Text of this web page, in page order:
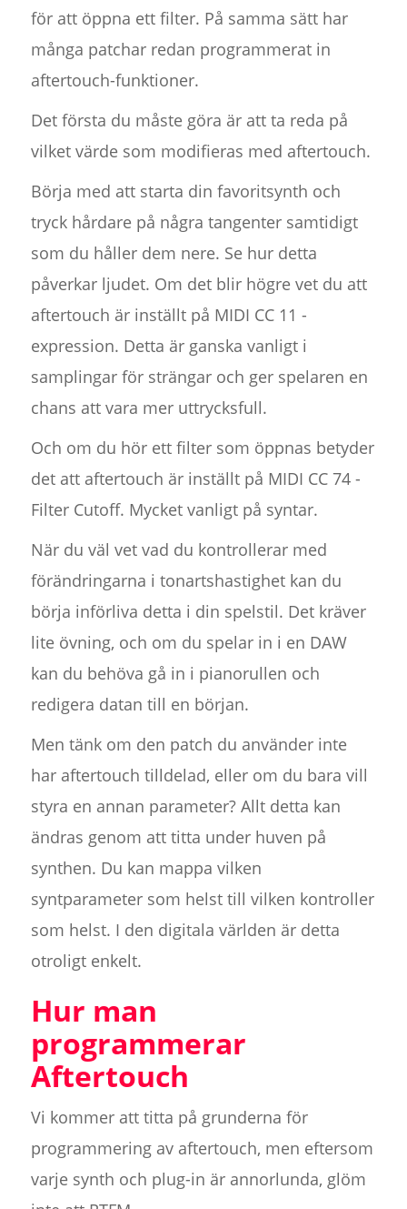
för att öppna ett filter. På samma sätt har
många patchar redan programmerat in
aftertouch-funktioner.
Det första du måste göra är att ta reda på
vilket värde som modifieras med aftertouch.
Börja med att starta din favoritsynth och
tryck hårdare på några tangenter samtidigt
som du håller dem nere. Se hur detta
påverkar ljudet. Om det blir högre vet du att
aftertouch är inställt på MIDI CC 11 -
expression. Detta är ganska vanligt i
samplingar för strängar och ger spelaren en
chans att vara mer uttrycksfull.
Och om du hör ett filter som öppnas betyder
det att aftertouch är inställt på MIDI CC 74 -
Filter Cutoff. Mycket vanligt på syntar.
När du väl vet vad du kontrollerar med
förändringarna i tonartshastighet kan du
börja införliva detta i din spelstil. Det kräver
lite övning, och om du spelar in i en DAW
kan du behöva gå in i pianorullen och
redigera datan till en början.
Men tänk om den patch du använder inte
har aftertouch tilldelad, eller om du bara vill
styra en annan parameter? Allt detta kan
ändras genom att titta under huven på
synthen. Du kan mappa vilken
syntparameter som helst till vilken kontroller
som helst. I den digitala världen är detta
otroligt enkelt.
Hur man
programmerar
Aftertouch
Vi kommer att titta på grunderna för
programmering av aftertouch, men eftersom
varje synth och plug-in är annorlunda, glöm